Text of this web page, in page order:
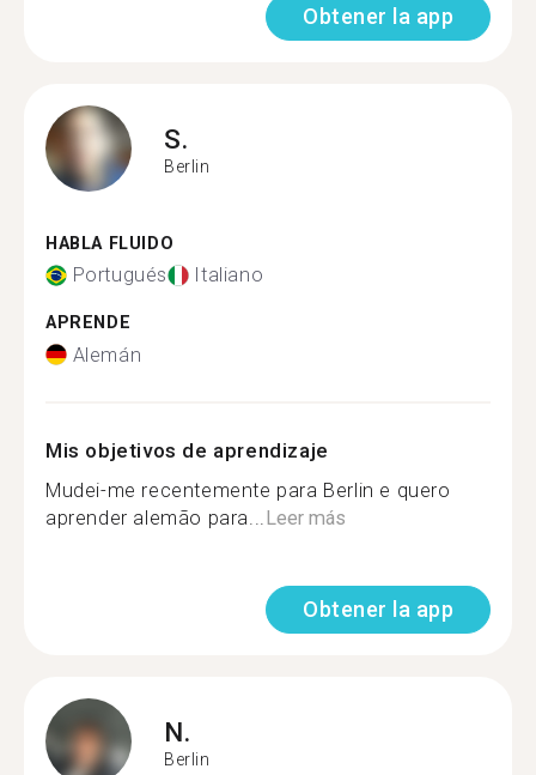
Obtener la app
S.
Berlin
HABLA FLUIDO
Portugués Italiano
APRENDE
Alemán
Mis objetivos de aprendizaje
Mudei-me recentemente para Berlin e quero
aprender alemão para... Leer más
Obtener la app
N.
Berlin